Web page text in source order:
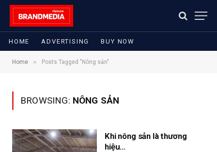
HOME ADVERTISING BUY NOW
Home » Posts Tagged "Nông sản"
BROWSING: NÔNG SẢN
Khi nông sản là thương
hiệu…